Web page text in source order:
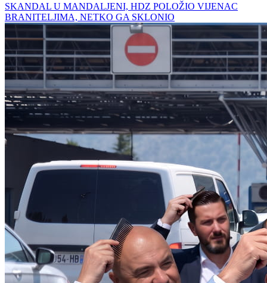
SKANDAL U MANDALJENI, HDZ POLOŽIO VIJENAC
BRANITELJIMA, NETKO GA SKLONIO